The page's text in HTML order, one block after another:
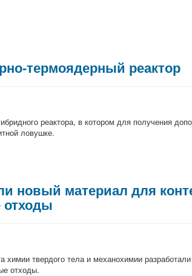
термоядерный реактор
реактора, в котором для получения
ловушке.
новый материал для
отходы
твердого тела и механохимии
отходы.